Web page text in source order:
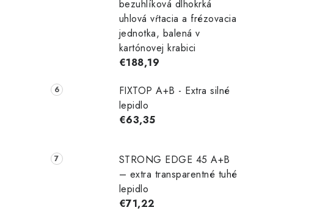
bezuhlíková dlhokrká
uhlová vŕtacia a frézovacia
jednotka, balená v
kartónovej krabici
€188,19
FIXTOP A+B - Extra silné
lepidlo
€63,35
STRONG EDGE 45 A+B
– extra transparentné tuhé
lepidlo
€71,22